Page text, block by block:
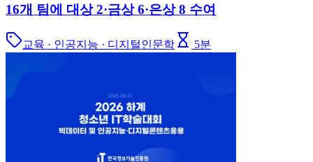
16개 팀에 대상 2·금상 6·은상 8 수여
교육 · 인공지능 · 디지털인문학 5분